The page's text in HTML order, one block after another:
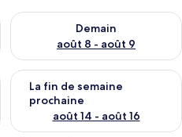
août 7 - août 8
Demain
août 8 - août 9
Vérifier la disponibilité pour
fin de semaine août 7 -
La fin de semaine
prochaine
août 14 - août 16
Vérifier la disponibilité pour